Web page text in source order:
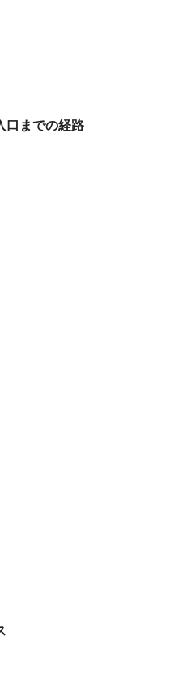
口までの経路